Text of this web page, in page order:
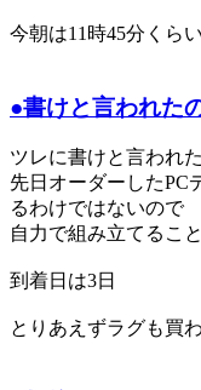
今朝は11時45分くら
●書けと言われた
ツレに書けと言われ
先日オーダーしたPC
るわけではないので
自力で組み立てるこ
到着日は3日
とりあえずラグも買